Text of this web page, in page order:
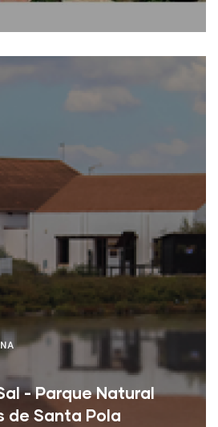
- Parque Natural
de Santa Pola